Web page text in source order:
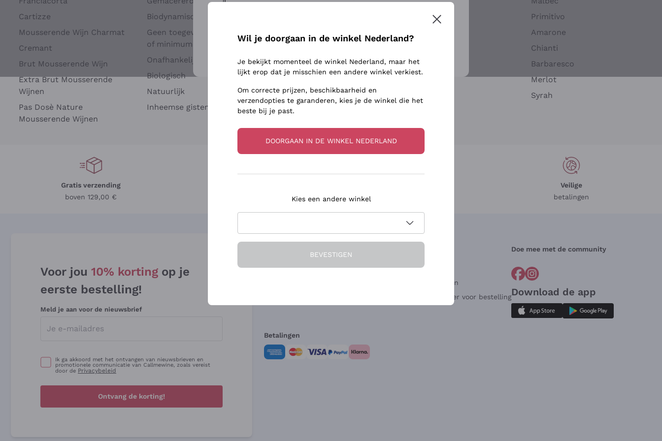
Cartizze
Mousserende Wijn Charmat
Cremant
Brut Mousserende Wijn
Extra Brut Mousserende
Wijnen
Pas Dosè Nature
Mousserende Wijnen
Biodynamisch
Geen toegevoegde sulfieten
of minimum
Onafhankelijke Wijnbouwers
Biologisch
Natuurlijk
Inheemse gisten
Argiolas
Ca' dei Frati
Chardonnay
Sauvignon
Primitivo
Amarone
Chianti
Barbaresco
Merlot
Syrah
Gratis verzending
boven 129,00 €
Veilige
betalingen
Voor jou 10% korting op je
eerste bestelling!
Meld je aan voor de nieuwsbrief
Ik ga akkoord met het ontvangen van nieuwsbrieven en
promotionele communicatie van Callmewine, zoals vereist
door de Privacybeleid
Ontvang de korting!
Over ons
Klantenservice
Verkoopvoorwaarden
Herroepingsformulier voor bestelling
Doe mee met de community
Download de app
Betalingen
Voor meer informatie, lees onzePrivacybeleid
Wil je doorgaan in de winkel Nederland?
Je bekijkt momenteel de winkel Nederland, maar het
lijkt erop dat je misschien een andere winkel verkiest.
Om correcte prijzen, beschikbaarheid en
verzendopties te garanderen, kies je de winkel die het
beste bij je past.
DOORGAAN IN DE WINKEL NEDERLAND
Kies een andere winkel
BEVESTIGEN